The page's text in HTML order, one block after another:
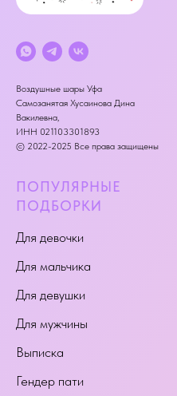
Воздушные шары Уфа
Самозанятая Хусаинова Дина
Вакилевна,
ИНН 021103301893
© 2022-2025 Все права защищены
ПОПУЛЯРНЫЕ
ПОДБОРКИ
Для девочки
Для мальчика
Для девушки
Для мужчины
Выписка
Гендер пати